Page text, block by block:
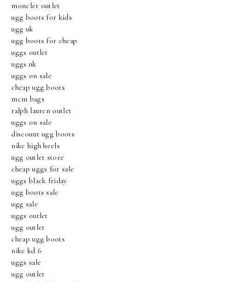
moncler outlet
ugg boots for kids
ugg uk
ugg boots for cheap
uggs outlet
uggs uk
uggs on sale
cheap ugg boots
mcm bags
ralph lauren outlet
uggs on sale
discount ugg boots
nike high heels
ugg outlet store
cheap uggs for sale
uggs black friday
ugg boots sale
ugg sale
uggs outlet
ugg outlet
cheap ugg boots
nike kd 6
uggs sale
ugg outlet